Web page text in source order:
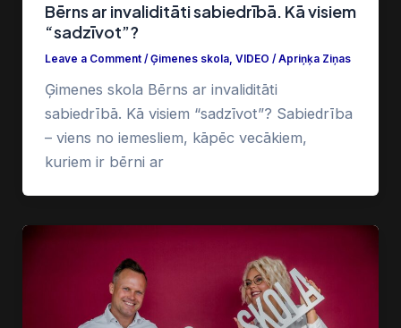
Bērns ar invaliditāti sabiedrībā. Kā visiem
“sadzīvot”?
Leave a Comment / Ģimenes skola, VIDEO / Apriņķa Ziņas
Ģimenes skola Bērns ar invaliditāti
sabiedrībā. Kā visiem “sadzīvot”? Sabiedrība
– viens no iemesliem, kāpēc vecākiem,
kuriem ir bērni ar